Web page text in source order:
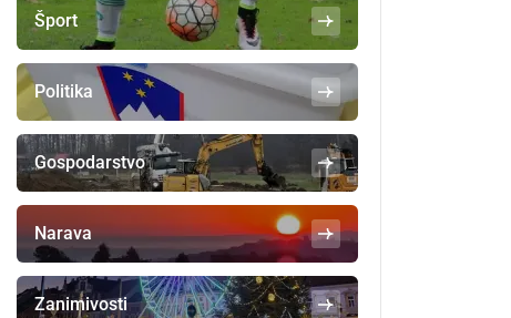
Šport
Politika
Gospodarstvo
Narava
Zanimivosti